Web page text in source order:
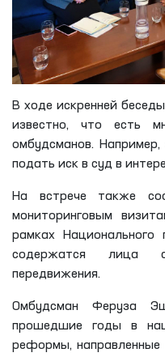
В ходе искренней
известно, что есть
омбудсманов.
подать иск в суд в
На встрече также
мониторинговым
рамках Национального
содержатся лица с
передвижения.
Омбудсман Феруза
прошедшие годы в
реформы, направленные